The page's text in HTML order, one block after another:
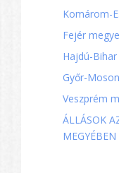
Komárom-
Fejér megye
Hajdú-
Győr-
Veszprém
ÁLLÁSOK
MEGYÉBEN